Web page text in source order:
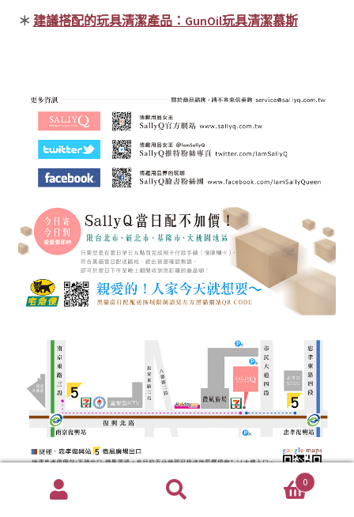
＊ 建議搭配的玩具清潔產品：GunOil玩具清潔慕斯
0